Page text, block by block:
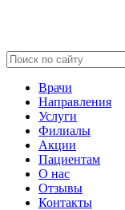
Врачи
Направления
Услуги
Филиалы
Акции
Пациентам
О нас
Отзывы
Контакты